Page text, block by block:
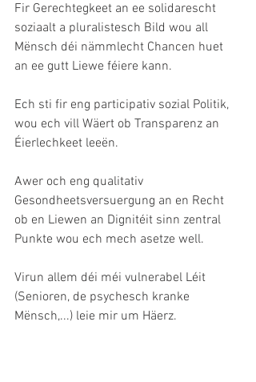
Fir Gerechtegkeet an ee solidarescht
soziaalt a pluralistesch Bild wou all
Mënsch déi nämmlecht Chancen huet
an ee gutt Liewe féiere kann.
Ech sti fir eng participativ sozial Politik,
wou ech vill Wäert ob Transparenz an
Éierlechkeet leeën.
Awer och eng qualitativ
Gesondheetsversuergung an en Recht
ob en Liewen an Dignitéit sinn zentral
Punkte wou ech mech asetze well.
Virun allem déi méi vulnerabel Léit
(Senioren, de psychesch kranke
Mënsch,...) leie mir um Häerz.